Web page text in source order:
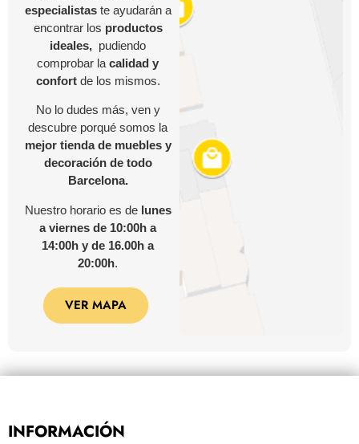
especialistaste ayudarán a
encontrar los productos
ideales, pudiendo
comprobar la calidad y
confortde los mismos.
No lo dudes más, ven y
descubre porqué somos la
mejor tienda de muebles y
decoración de todo
Barcelona.
Nuestro horario es de lunes
a viernes de 10:00h a
14:00h y de 16.00h a
20:00h.
VER MAPA
INFORMACIÓN